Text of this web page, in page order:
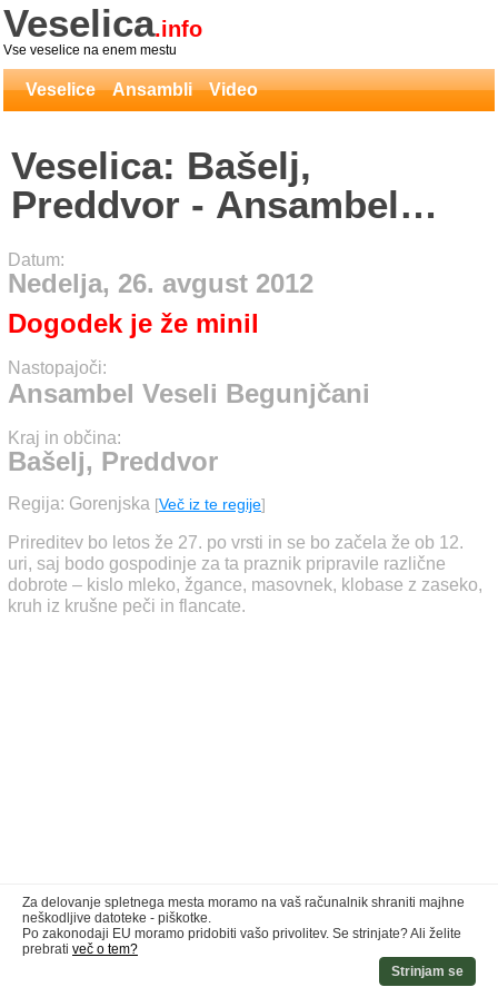
Veselica.info
Vse veselice na enem mestu
Veselice Ansambli Video
Veselica: Bašelj,
Preddvor - Ansambel
Veseli Begunjčani
Datum:
Nedelja, 26. avgust 2012
Dogodek je že minil
Nastopajoči:
Ansambel Veseli Begunjčani
Kraj in občina:
Bašelj, Preddvor
Regija: Gorenjska [Več iz te regije]
Prireditev bo letos že 27. po vrsti in se bo začela že ob 12.
uri, saj bodo gospodinje za ta praznik pripravile različne
dobrote – kislo mleko, žgance, masovnek, klobase z zaseko,
kruh iz krušne peči in flancate.
Za delovanje spletnega mesta moramo na vaš računalnik shraniti majhne
neškodljive datoteke - piškotke.
Po zakonodaji EU moramo pridobiti vašo privolitev. Se strinjate? Ali želite
prebrati več o tem?
Strinjam se